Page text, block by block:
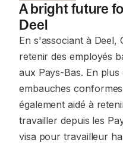
A bright future
Deel
En s'associant à Deel,
retenir des employés
aux Pays-Bas. En
embauches
également aidé à
travailler depuis les
visa pour travailleur